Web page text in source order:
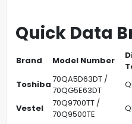
Quick Data
Brand Model Number
Toshiba70QA5D63DT /
70QG5E63DT
Vestel
70Q9700TT /
70Q9500TE